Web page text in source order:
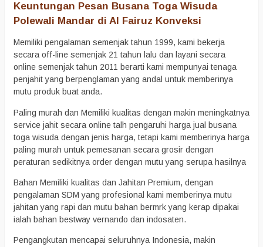
Keuntungan Pesan Busana Toga Wisuda
Polewali Mandar di Al Fairuz Konveksi
Memiliki pengalaman semenjak tahun 1999, kami bekerja
secara off-line semenjak 21 tahun lalu dan layani secara
online semenjak tahun 2011 berarti kami mempunyai tenaga
penjahit yang berpenglaman yang andal untuk memberinya
mutu produk buat anda.
Paling murah dan Memiliki kualitas dengan makin meningkatnya
service jahit secara online talh pengaruhi harga jual busana
toga wisuda dengan jenis harga, tetapi kami memberinya harga
paling murah untuk pemesanan secara grosir dengan
peraturan sedikitnya order dengan mutu yang serupa hasilnya
Bahan Memiliki kualitas dan Jahitan Premium, dengan
pengalaman SDM yang profesional kami memberinya mutu
jahitan yang rapi dan mutu bahan bermrk yang kerap dipakai
ialah bahan bestway vernando dan indosaten.
Pengangkutan mencapai seluruhnya Indonesia, makin